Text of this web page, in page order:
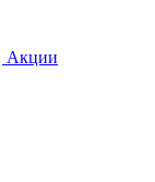
Акции